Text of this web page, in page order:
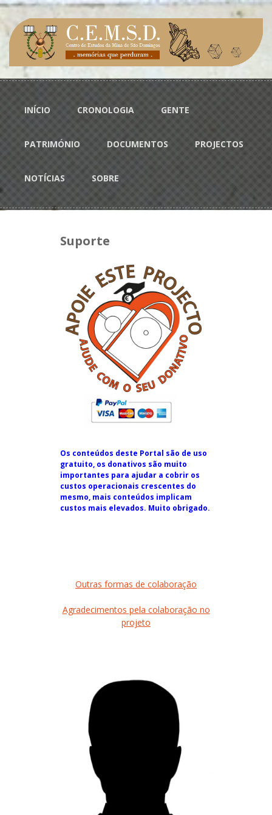
Passar para o conteúdo principal
Menu principal
INÍCIO CRONOLOGIA GENTE
PATRIMÓNIO DOCUMENTOS PROJECTOS
NOTÍCIAS SOBRE
Suporte
Os conteúdos deste Portal são de uso
gratuito, os donativos são muito
importantes para ajudar a cobrir os
custos operacionais crescentes do
mesmo, mais conteúdos implicam
custos mais elevados. Muito obrigado.
Outras formas de colaboração
Agradecimentos pela colaboração no
projeto